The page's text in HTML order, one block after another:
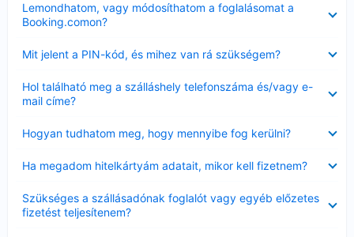
Lemondhatom, vagy módosíthatom a foglalásomat a
Booking.comon?
Mit jelent a PIN-kód, és mihez van rá szükségem?
Hol található meg a szálláshely telefonszáma és/vagy e-
mail címe?
Hogyan tudhatom meg, hogy mennyibe fog kerülni?
Ha megadom hitelkártyám adatait, mikor kell fizetnem?
Szükséges a szállásadónak foglalót vagy egyéb előzetes
fizetést teljesítenem?